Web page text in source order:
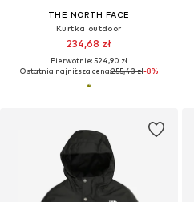
THE NORTH FACE
Kurtka outdoor
234,68 zł
Pierwotnie: 524,90 zł
Ostatnia najniższa cena:255,43 zł-8%